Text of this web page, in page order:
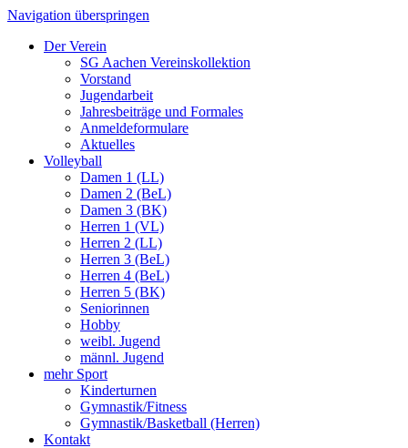
Navigation überspringen
Der Verein
SG Aachen Vereinskollektion
Vorstand
Jugendarbeit
Jahresbeiträge und Formales
Anmeldeformulare
Aktuelles
Volleyball
Damen 1 (LL)
Damen 2 (BeL)
Damen 3 (BK)
Herren 1 (VL)
Herren 2 (LL)
Herren 3 (BeL)
Herren 4 (BeL)
Herren 5 (BK)
Seniorinnen
Hobby
weibl. Jugend
männl. Jugend
mehr Sport
Kinderturnen
Gymnastik/Fitness
Gymnastik/Basketball (Herren)
Kontakt